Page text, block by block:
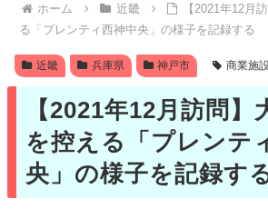
ホーム 近畿
【2021年12月
る「プレンティ西神中央」の様子を記録する
近畿 兵庫県 神戸市 商業施設
【2021年12月訪問】
を控える「プレンテ
央」の様子を記録す